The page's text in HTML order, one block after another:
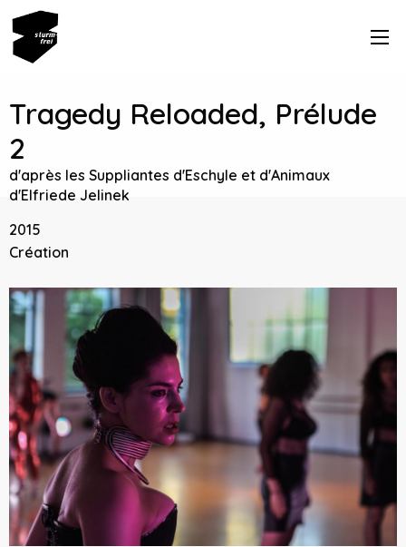
Tragedy Reloaded, Prélude
2
d'après les Suppliantes d'Eschyle et d'Animaux
d'Elfriede Jelinek
2015
Création